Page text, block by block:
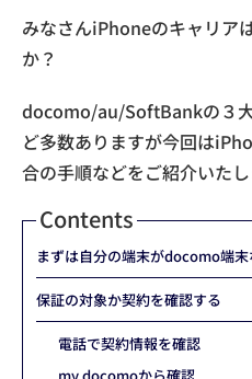
みなさんiPhoneのキャリア
か？
docomo/au/SoftBankの３
ど多数ありますが今回は
合の手順などをご紹介いたし
Contents
まずは自分の端末がdocomo端末
保証の対象か契約を確認する
電話で契約情報を確認
my docomoから確認